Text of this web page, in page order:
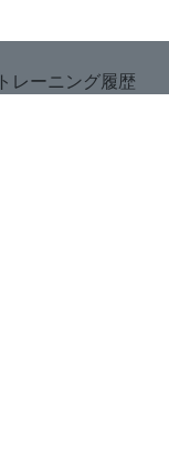
トレーニング履歴